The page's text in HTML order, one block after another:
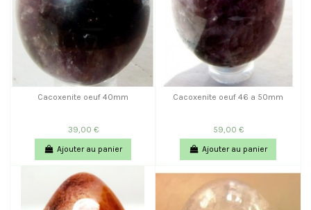
Cacoxenite oeuf 40mm
39,00 €
Ajouter au panier
Cacoxenite oeuf 46 a 50mm
59,00 €
Ajouter au panier